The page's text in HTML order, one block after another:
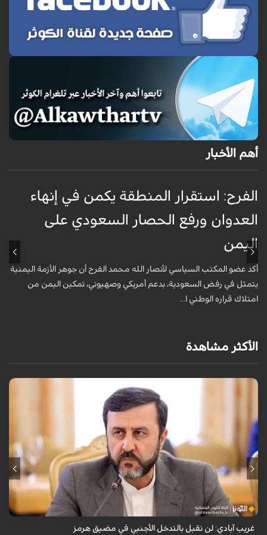
أهم الأخبار
الفرح: استقرار المنطقة يكمن في إنهاء
العدوان ورفع الحصار السعودي على
اليمن
أكد عضو المكتب السياسي لأنصار الله محمد الفرح أن جوهر الأزمة اليمنية
يتمثل في رفض السعودية، بدعم أمريكي وصهيوني، تمكين اليمن من
امتلاك قراره الوطني ا...
الأكثر مشاهدة
قال نائب وزير الخارجية الإيراني كاظم غريب آبادي، إن إيران لن تقبل بالتدخل
الأجنبي في مضيق هرمز.
غريب آبادي: لن نقبل بالتدخل الأجنبي في مضيق هرمز